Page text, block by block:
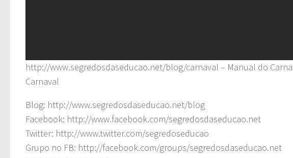
http://www.segredosdaseducao.net/blog/carnaval – Manual do
Carnaval
Blog: http://www.segredosdaseducao.net/blog
Facebook: http://www.facebook.com/segredosdaseducao.net
Twitter: http://www.twitter.com/segredoseducao
Grupo no FB: http://facebook.com/groups/segredosdaseducao.net